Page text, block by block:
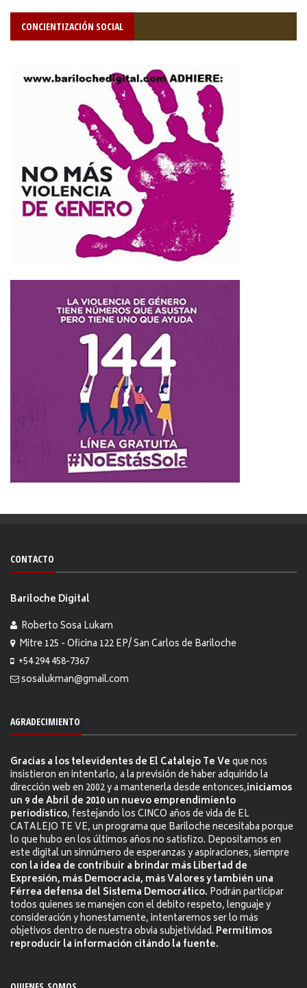
CONCIENTIZACIÓN SOCIAL
CONTACTO
Bariloche Digital
Roberto Sosa Lukam
Mitre 125 - Oficina 122 EP/ San Carlos de Bariloche
+54 294 458-7367
sosalukman@gmail.com
AGRADECIMIENTO
Gracias a los televidentes de El Catalejo Te Veque nos
insistieron en intentarlo, a la previsión de haber adquirido la
dirección web en 2002 y a mantenerla desde entonces,iniciamos
un 9 de Abril de 2010 un nuevo emprendimiento
periodístico, festejando los CINCO años de vida de EL
CATALEJO TE VE, un programa que Bariloche necesitaba porque
lo que hubo en los últimos años no satisfizo. Depositamos en
este digital un sinnúmero de esperanzas y aspiraciones, siempre
con la idea de contribuir a brindar más Libertad de
Expresión, más Democracia, más Valores y también una
Férrea defensa del Sistema Democrático. Podrán participar
todos quienes se manejen con el debito respeto, lenguaje y
consideración y honestamente, intentaremos ser lo más
objetivos dentro de nuestra obvia subjetividad. Permitimos
reproducir la información citándo la fuente.